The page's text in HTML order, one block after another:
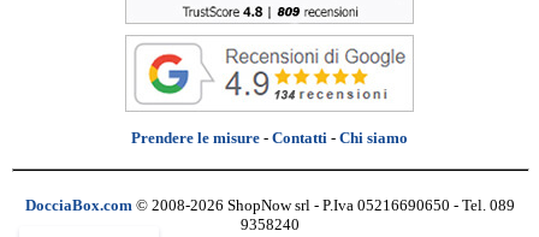
Prendere le misure - Contatti - Chi siamo
DocciaBox.com © 2008-2026 ShopNow srl - P.Iva 05216690650 - Tel. 089
9358240